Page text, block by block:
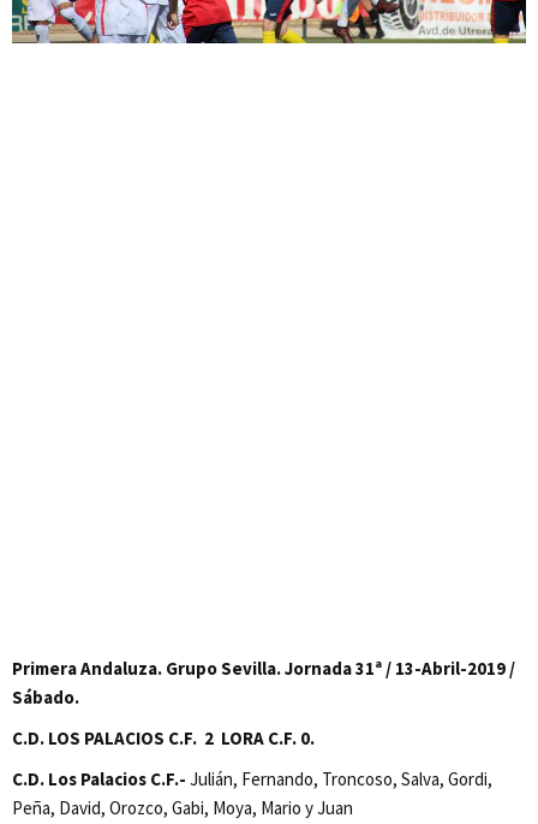
Primera Andaluza. Grupo Sevilla. Jornada 31ª / 13-Abril-2019 /
Sábado.
C.D. LOS PALACIOS C.F. 2 LORA C.F. 0.
C.D. Los Palacios C.F.- Julián, Fernando, Troncoso, Salva, Gordi,
Peña, David, Orozco, Gabi, Moya, Mario y Juan